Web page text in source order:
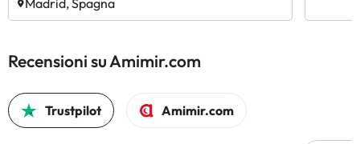
Madrid, Spagna
Recensioni su Amimir.com
Trustpilot Amimir.com